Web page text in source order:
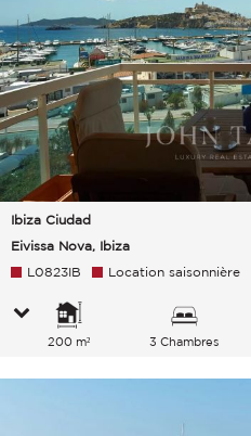
Ibiza Ciudad
Eivissa Nova, Ibiza
L0823IB Location saisonnière
200 m² 3 Chambres